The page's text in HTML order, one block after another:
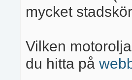
mycket
Vilken
du hitta på